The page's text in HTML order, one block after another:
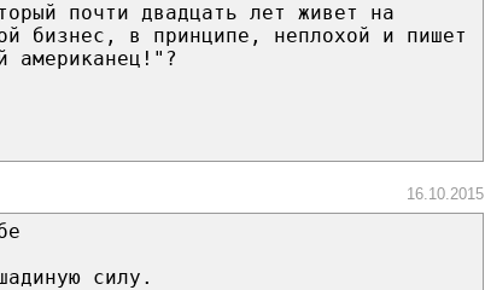
почти двадцать лет живет на
бизнес, в принципе, неплохой и пишет
американец!"?
16.10.2015
силу.